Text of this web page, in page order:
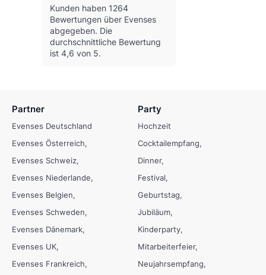
Kunden haben 1264
Bewertungen über Evenses
abgegeben. Die
durchschnittliche Bewertung
ist 4,6 von 5.
Partner
Evenses Deutschland
Evenses Österreich
Evenses Schweiz
Evenses Niederlande
Evenses Belgien
Evenses Schweden
Evenses Dänemark
Evenses UK
Evenses Frankreich
Party
Hochzeit
Cocktailempfang
Dinner
Festival
Geburtstag
Jubiläum
Kinderparty
Mitarbeiterfeier
Neujahrsempfang